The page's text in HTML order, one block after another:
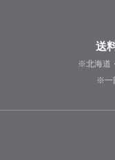
送
※北海道
※一